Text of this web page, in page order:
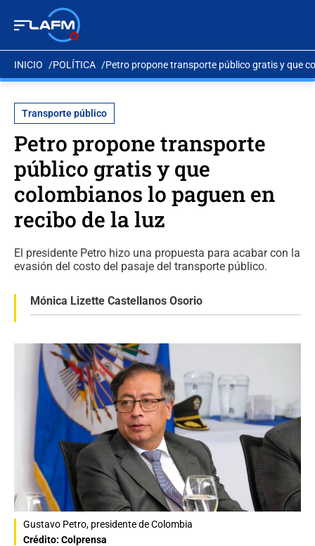
INICIO POLÍTICA Petro propone transporte público gratis y que
Transporte público
Petro propone transporte
público gratis y que
colombianos lo paguen en
recibo de la luz
El presidente Petro hizo una propuesta para acabar con la
evasión del costo del pasaje del transporte público.
Mónica Lizette Castellanos Osorio
Gustavo Petro, presidente de Colombia
Crédito: Colprensa